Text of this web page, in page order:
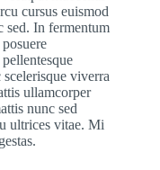
cursus euismod
sed. In fermentum
viverra
ullamcorper
nunc sed
ultrices vitae. Mi